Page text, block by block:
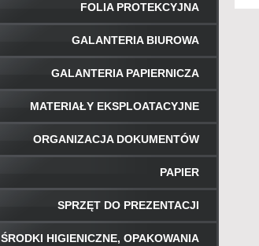
FOLIA PROTEKCYJNA
GALANTERIA BIUROWA
GALANTERIA PAPIERNICZA
MATERIAŁY EKSPLOATACYJNE
ORGANIZACJA DOKUMENTÓW
PAPIER
SPRZĘT DO PREZENTACJI
ŚRODKI HIGIENICZNE, OPAKOWANIA